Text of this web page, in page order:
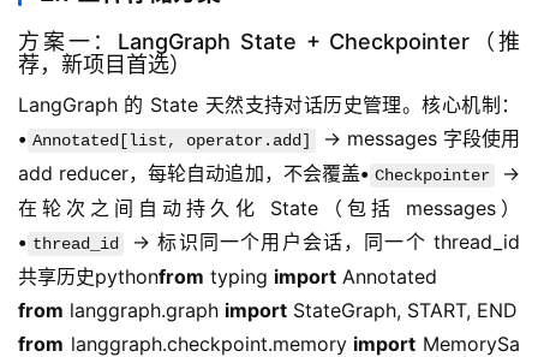
方案一：LangGraph State + Checkpointer（推
荐，新项目首选）
LangGraph 的 State 天然支持对话历史管理。核心机制：
• Annotated[list, operator.add]
→ messages 字段使用
add reducer，每轮自动追加，不会覆盖• Checkpointer
→
在轮次之间自动持久化 State（包括 messages）
• thread_id
→ 标识同一个用户会话，同一个 thread_id
共享历史pythonfrom typing import Annotated
from langgraph.graph import StateGraph, START, END
from langgraph.checkpoint.memory import MemorySa